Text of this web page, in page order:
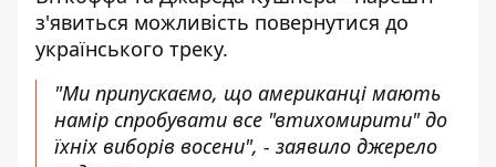
з'явиться можливість повернутися до
українського треку.
"Ми припускаємо, що американці мають
намір спробувати все "втихомирити" до
їхніх виборів восени", - заявило джерело